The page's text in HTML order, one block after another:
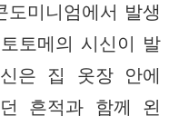
도미니엄에서 발생
토메의 시신이 발
은 집 옷장 안에
흔적과 함께 왼